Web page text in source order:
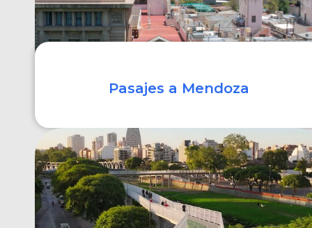
Pasajes a Mendoza
COMPRAR